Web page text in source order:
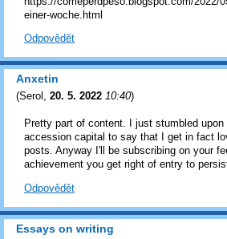
einer-woche.html
Odpovědět
Anxetin
(Serol , 20. 5. 2022 10:40)
Pretty part of content. I just stumbled
accession capital to say that I get in fact
posts. Anyway I'll be subscribing on your
achievement you get right of entry to
Odpovědět
Essays on writing